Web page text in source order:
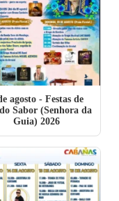
agosto- Festas de
Sabor (Senhora da
Guia) 2026